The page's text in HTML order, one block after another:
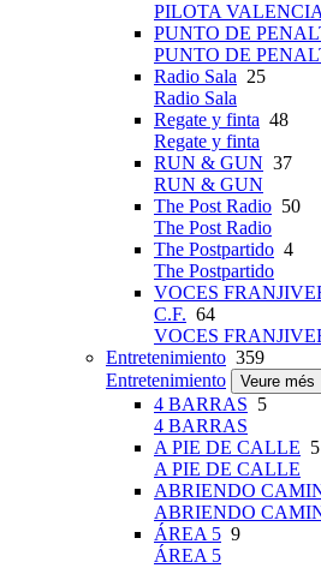
PILOTA
PUNTO DE
PUNTO DE
Radio Sala 25
Radio Sala
Regate y finta 48
Regate y finta
RUN & GUN 37
RUN & GUN
The Post Radio 50
The Post Radio
The Postpartido 4
The Postpartido
VOCES
C.F. 64
VOCES
Entretenimiento 359
Entretenimiento
Veure més
4 BARRAS 5
4 BARRAS
A PIE DE CALLE 5
A PIE DE CALLE
ABRIENDO
ABRIENDO
ÁREA 5 9
ÁREA 5